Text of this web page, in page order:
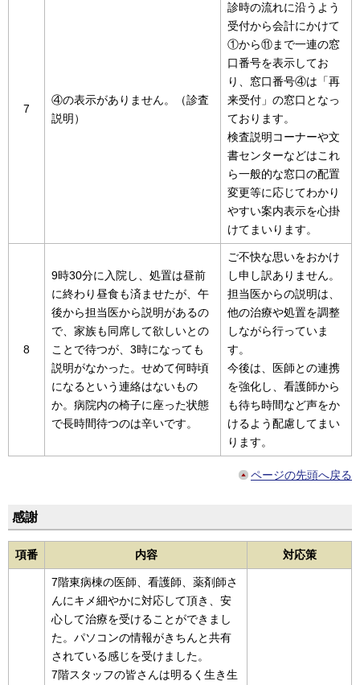
7
④の表示がありません。（診査
説明）
診時の流れに沿うよう
受付から会計にかけて
①から⑪まで一連の窓
口番号を表示してお
り、窓口番号④は「再
来受付」の窓口となっ
ております。
検査説明コーナーや文
書センターなどはこれ
ら一般的な窓口の配置
変更等に応じてわかり
やすい案内表示を心掛
けてまいります。
8
9時30分に入院し、処置は昼前
に終わり昼食も済ませたが、午
後から担当医から説明があるの
で、家族も同席して欲しいとの
ことで待つが、3時になっても
説明がなかった。せめて何時頃
になるという連絡はないもの
か。病院内の椅子に座った状態
で長時間待つのは辛いです。
ご不快な思いをおかけ
し申し訳ありません。
担当医からの説明は、
他の治療や処置を調整
しながら行っていま
す。
今後は、医師との連携
を強化し、看護師から
も待ち時間など声をか
けるよう配慮してまい
ります。
ページの先頭へ戻る
感謝
項番 内容 対応策
7階東病棟の医師、看護師、薬剤師さ
んにキメ細やかに対応して頂き、安
心して治療を受けることができまし
た。パソコンの情報がきちんと共有
されている感じを受けました。
7階スタッフの皆さんは明るく生き生